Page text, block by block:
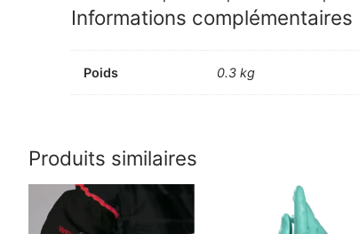
Informations complémentaires
Poids 0.3 kg
Produits similaires